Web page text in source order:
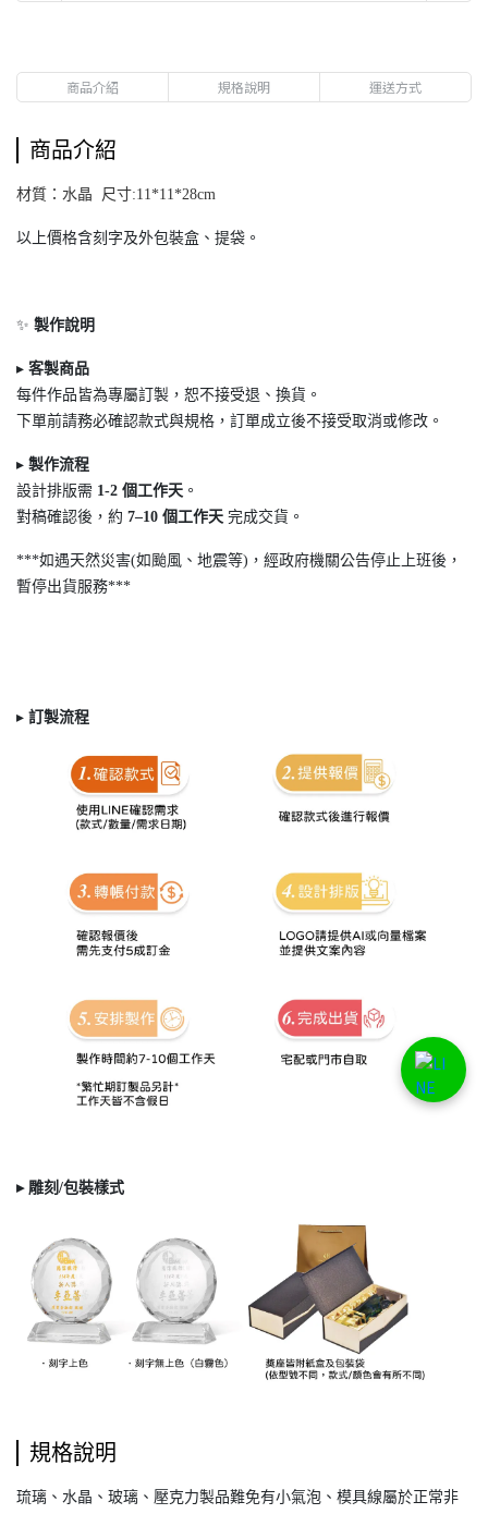
商品介紹 規格說明 運送方式
商品介紹
材質：水晶 尺寸:11*11*28cm
以上價格含刻字及外包裝盒、提袋。
✨ 製作說明
▸ 客製商品
每件作品皆為專屬訂製，恕不接受退 、換貨。
下單前請務必確認款式與規格，訂單成立後不接受取消或修改。
▸ 製作流程
設計排版需 1-2 個工作天 。
對稿確認後，約 7–10 個工作天 完成交貨。
***如遇天然災害(如颱風、地震等)，經政府機關公告停止上班後，
暫停出貨服務***
▸ 訂製流程
▸ 雕刻/包裝樣式
規格說明
琉璃、水晶、玻璃、壓克力製品難免有小氣泡、模具線屬於正常非